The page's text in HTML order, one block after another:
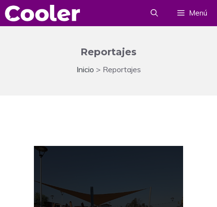
Saltar
al
Menú
Reportajes
Inicio > Reportajes